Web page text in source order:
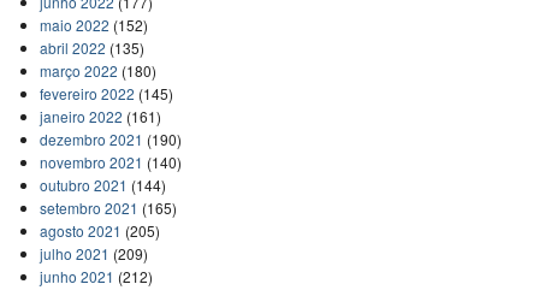
maio 2022 (152)
abril 2022 (135)
março 2022 (180)
fevereiro 2022 (145)
janeiro 2022 (161)
dezembro 2021 (190)
novembro 2021 (140)
outubro 2021 (144)
setembro 2021 (165)
agosto 2021 (205)
julho 2021 (209)
junho 2021 (212)